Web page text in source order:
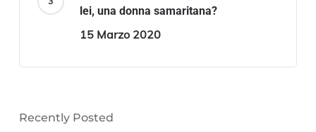
lei, una donna samaritana?
15 Marzo 2020
Recently Posted